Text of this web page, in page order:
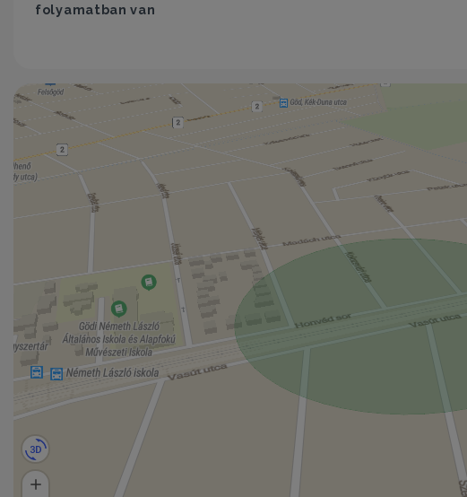
folyamatban van